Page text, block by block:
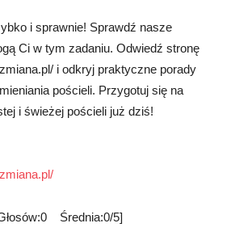
i sprawnie! Sprawdź nasze
Ci w tym zadaniu. Odwiedź stronę
i odkryj praktyczne porady
pościeli. Przygotuj się na
i świeżej pościeli już dziś!
Średnia:0/5]